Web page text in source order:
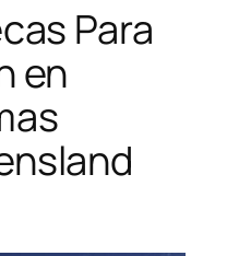
Para
en